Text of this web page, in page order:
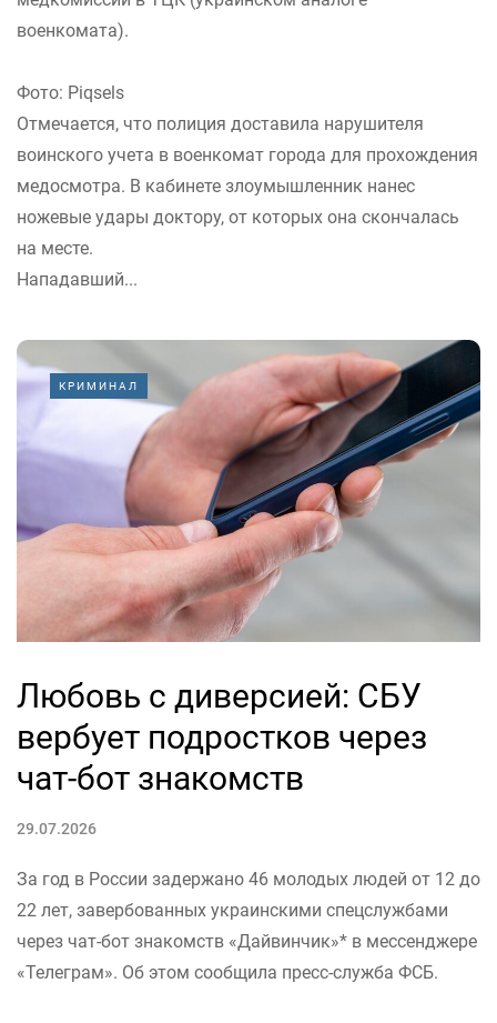
военкомата).
Фото: Piqsels
Отмечается, что полиция доставила нарушителя
воинского учета в военкомат города для прохождения
медосмотра. В кабинете злоумышленник нанес
ножевые удары доктору, от которых она скончалась
на месте.
Нападавший...
КРИМИНАЛ
Любовь с диверсией: СБУ
вербует подростков через
чат-бот знакомств
29.07.2026
За год в России задержано 46 молодых людей от 12 до
22 лет, завербованных украинскими спецслужбами
через чат-бот знакомств «Дайвинчик»* в мессенджере
«Телеграм». Об этом сообщила пресс-служба ФСБ.